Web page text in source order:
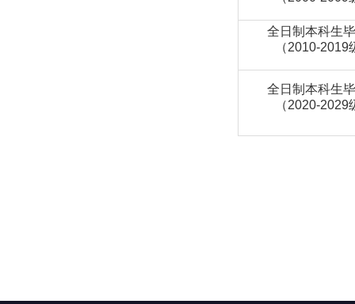
全日制本科生
（2010-2019
全日制本科生
（2020-2029